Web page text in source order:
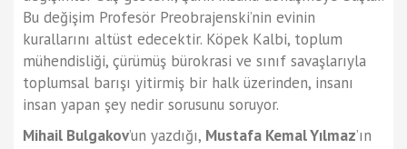
Bu değişim Profesör Preobrajenski’nin evinin
kurallarını altüst edecektir. Köpek Kalbi, toplum
mühendisliği, çürümüş bürokrasi ve sınıf savaşlarıyla
toplumsal barışı yitirmiş bir halk üzerinden, insanı
insan yapan şey nedir sorusunu soruyor.
Mihail Bulgakov’un yazdığı, Mustafa Kemal Yılmaz’ın